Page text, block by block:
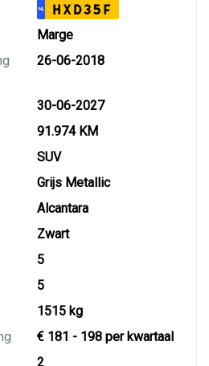
NL HXD35F
Marge
26-06-2018
30-06-2027
91.974 KM
SUV
Grijs Metallic
Alcantara
Zwart
5
5
1515 kg
€ 181 - 198 per kwartaal
2